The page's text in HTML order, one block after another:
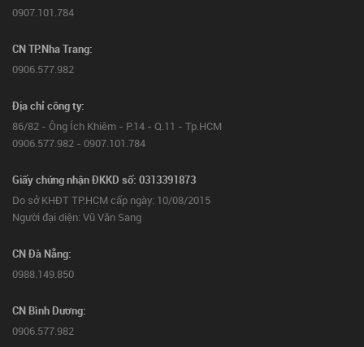
0907.101.784
CN TP.Nha Trang:
0906.577.982
Địa chỉ công ty:
86/82 - Ông Ích Khiêm - P.14 - Q.11 - Tp.HCM
0906.577.982 - 0907.101.784
Giấy chứng nhận ĐKKD số: 0313391873
Do sở KHĐT TP.HCM cấp ngày: 10/08/2015
Người đại diện: Vũ Văn Sang
CN Đà Nẵng:
0988.149.850
CN Bình Dương:
0906.577.982